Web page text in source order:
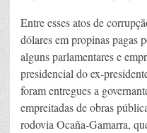
Entre esses atos de
dólares em propinas pagas
alguns parlamentares e
presidencial do ex-
foram entregues a
empreitadas de obras
rodovia Ocaña-Gamarra,